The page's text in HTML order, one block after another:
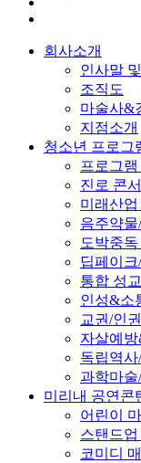
회사소개
인사말
조직도
마술사&
지점소개
청소년 프로그
프로그
진로 콘
미래산
음주약
도박중
딥페이
통합 성
인성&소
교권/인
자살예
독립역
과학마
미리내 공연콘
어린이
스탠드업
코미디